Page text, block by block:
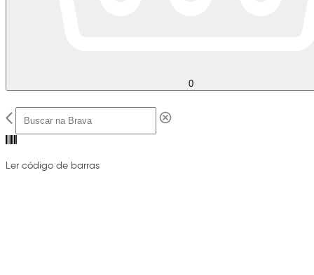
0
Ler código de barras